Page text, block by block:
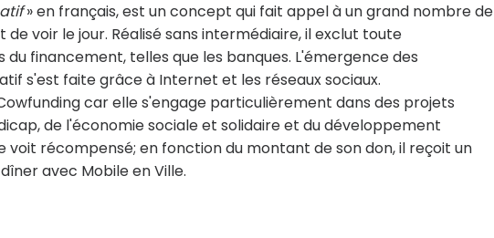
» en français, est un concept qui fait appel à un grand nombre de
voir le jour. Réalisé sans intermédiaire, il exclut toute
financement, telles que les banques. L'émergence des
s'est faite grâce à Internet et les réseaux sociaux.
car elle s'engage particulièrement dans des projets
de l'économie sociale et solidaire et du développement
récompensé; en fonction du montant de son don, il reçoit un
avec Mobile en Ville.